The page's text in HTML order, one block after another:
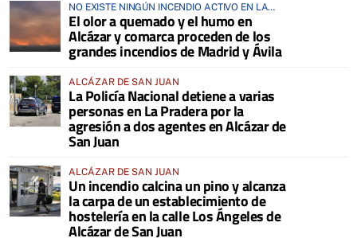
NO EXISTE NINGÚN INCENDIO ACTIVO EN LA
COMARCA
El olor a quemado y el humo en
Alcázar y comarca proceden de los
grandes incendios de Madrid y Ávila
ALCÁZAR DE SAN JUAN
La Policía Nacional detiene a varias
personas en La Pradera por la
agresión a dos agentes en Alcázar de
San Juan
ALCÁZAR DE SAN JUAN
Un incendio calcina un pino y alcanza
la carpa de un establecimiento de
hostelería en la calle Los Ángeles de
Alcázar de San Juan